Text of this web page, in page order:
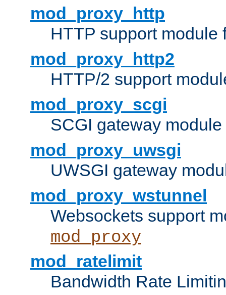
mod_proxy_http
HTTP support module
mod_proxy_http2
HTTP/2 support
mod_proxy_scgi
SCGI gateway
mod_proxy_uwsgi
UWSGI gateway
mod_proxy_wstunnel
Websockets support
mod_proxy
mod_ratelimit
Bandwidth Rate